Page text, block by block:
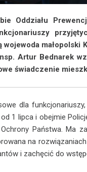
Oddziału
małopolski
Artur Bednarek
świadczenie
dla
1 lipca i obejmie
Ochrony Państwa. Ma
na
i zachęcić do